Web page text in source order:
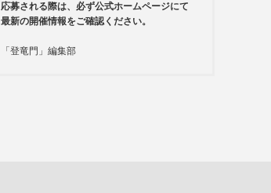
応募される際は、必ず公式ホームページにて
最新の開催情報をご確認ください。
「登竜門」編集部